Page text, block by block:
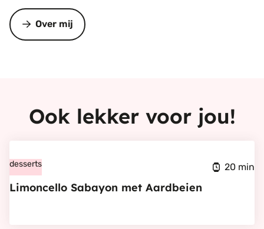
Over mij
Ook lekker voor jou!
Limoncello
Sabayon
desserts 20 min
Limoncello Sabayon met Aardbeien